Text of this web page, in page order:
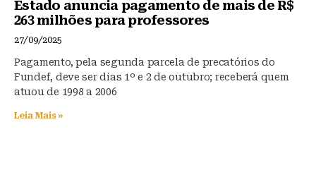
Estado anuncia pagamento de mais de R$
263 milhões para professores
27/09/2025
Pagamento, pela segunda parcela de precatórios do
Fundef, deve ser dias 1º e 2 de outubro; receberá quem
atuou de 1998 a 2006
Leia Mais »